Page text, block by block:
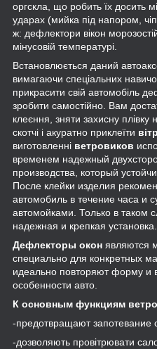
оргскла, що робить їх досить
ударах (мийка під напором,
ж: дефлектори вікон
мінусовій температурі.
Встановлюється даний
вимагаючи спеціальних
прикрасити свій автомобіль
зробити самостійно. Вам
клеєння, зняти захисну
скотчі і акуратно приклеїти
виготовленні ветровиков
временем надежный
производства, который
После клейки изделия
автомобиль в течение часа и
автомойками. Только в таком
надежная и крепкая установка.
Дефлекторы окон являются
специально для конкретных
идеально повторяют форму и
особенности авто.
К основным функциям
-предотвращают запотевание
-дозволяють провітрювати